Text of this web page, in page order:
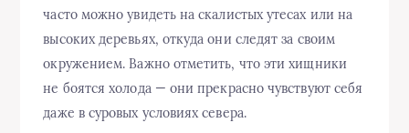
часто можно увидеть на скалистых утесах или на
высоких деревьях, откуда они следят за своим
окружением. Важно отметить, что эти хищники
не боятся холода — они прекрасно чувствуют себя
даже в суровых условиях севера.